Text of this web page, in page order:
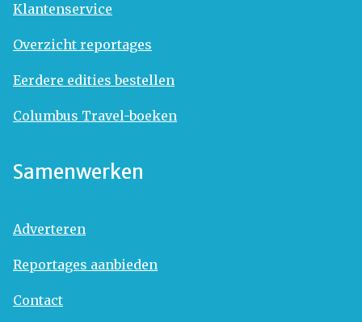
Klantenservice
Overzicht reportages
Eerdere edities bestellen
Columbus Travel-boeken
Samenwerken
Adverteren
Reportages aanbieden
Contact